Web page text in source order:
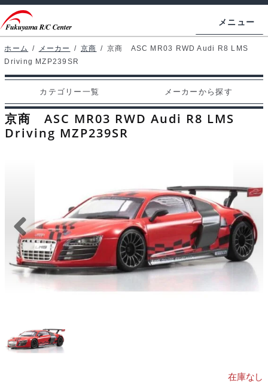
ビ
ゲ
ー
シ
ン
へ
ン
テ
ン
ツ
ス
キ
メニュー
ホームページ
マイアカウント
カート
支払い
メーカーから探す
お問い合わせ
ブログ
ホーム / メーカー / 京商 / 京商 ASC MR03 RWD Audi R8 LMS
Driving MZP239SR
カテゴリー一覧 メーカーから探す
京商 ASC MR03 RWD Audi R8 LMS
Driving MZP239SR